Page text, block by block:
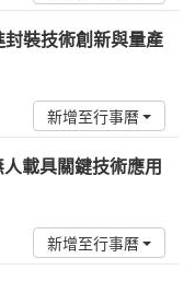
封裝技術創新與量產
新增至行事曆
人載具關鍵技術應用
新增至行事曆